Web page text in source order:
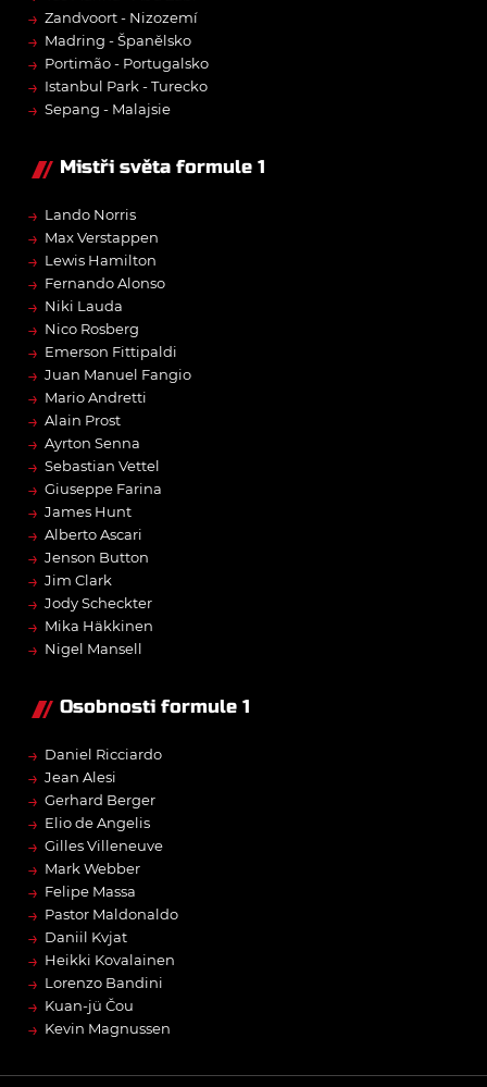
→ Zandvoort - Nizozemí
→ Madring - Španělsko
→ Portimão - Portugalsko
→ Istanbul Park - Turecko
→ Sepang - Malajsie
Mistři světa formule 1
→ Lando Norris
→ Max Verstappen
→ Lewis Hamilton
→ Fernando Alonso
→ Niki Lauda
→ Nico Rosberg
→ Emerson Fittipaldi
→ Juan Manuel Fangio
→ Mario Andretti
→ Alain Prost
→ Ayrton Senna
→ Sebastian Vettel
→ Giuseppe Farina
→ James Hunt
→ Alberto Ascari
→ Jenson Button
→ Jim Clark
→ Jody Scheckter
→ Mika Häkkinen
→ Nigel Mansell
Osobnosti formule 1
→ Daniel Ricciardo
→ Jean Alesi
→ Gerhard Berger
→ Elio de Angelis
→ Gilles Villeneuve
→ Mark Webber
→ Felipe Massa
→ Pastor Maldonaldo
→ Daniil Kvjat
→ Heikki Kovalainen
→ Lorenzo Bandini
→ Kuan-jü Čou
→ Kevin Magnussen